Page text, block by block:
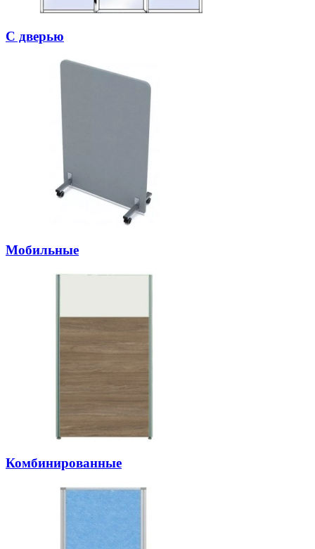
С дверью
Мобильные
Комбинированные